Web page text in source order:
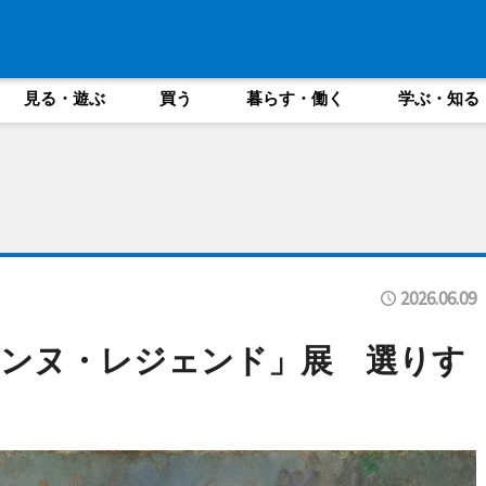
見る・遊ぶ 買う 暮らす・働く 学ぶ・知る
2026.06.09
ヌ・レジェンド」展 選りす